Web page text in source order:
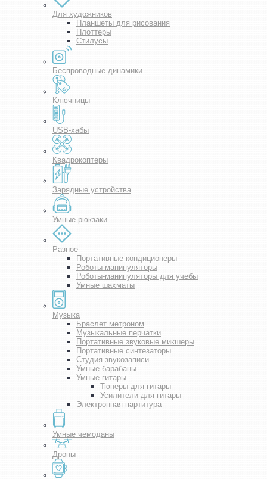
Для художников
Планшеты для рисования
Плоттеры
Стилусы
Беспроводные динамики
Ключницы
USB-хабы
Квадрокоптеры
Зарядные устройства
Умные рюкзаки
Разное
Портативные кондиционеры
Роботы-манипуляторы
Роботы-манипуляторы для учебы
Умные шахматы
Музыка
Браслет метроном
Музыкальные перчатки
Портативные звуковые микшеры
Портативные синтезаторы
Студия звукозаписи
Умные барабаны
Умные гитары
Тюнеры для гитары
Усилители для гитары
Электронная партитура
Умные чемоданы
Дроны